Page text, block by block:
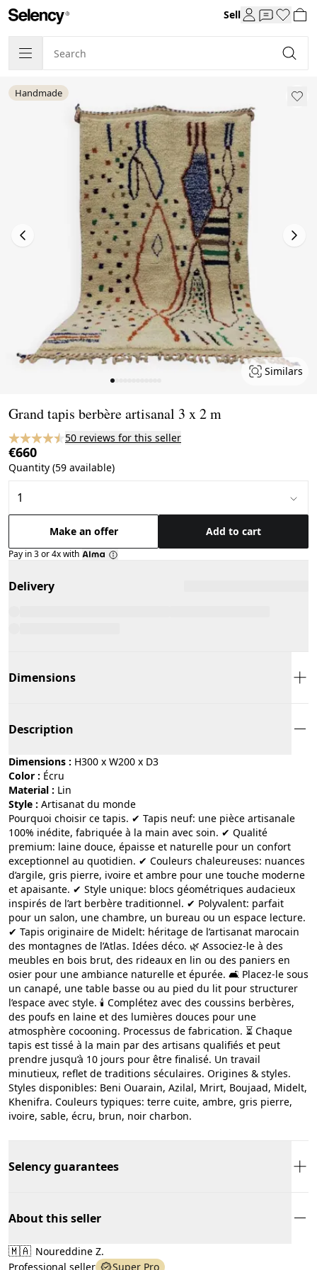
Sell
Handmade
Similars
Grand tapis berbère artisanal 3 x 2 m
50 reviews for this seller
€660
Quantity (59 available)
Make an offer Add to cart
Pay in 3 or 4x with
Delivery
Dimensions
Description
Dimensions : H300 x W200 x D3
Color :
écru
Material :
lin
Style :
artisanat du monde
Pourquoi choisir ce tapis. ✔ Tapis neuf: une pièce artisanale
100% inédite, fabriquée à la main avec soin. ✔ Qualité
premium: laine douce, épaisse et naturelle pour un confort
exceptionnel au quotidien. ✔ Couleurs chaleureuses: nuances
d’argile, gris pierre, ivoire et ambre pour une touche moderne
et apaisante. ✔ Style unique: blocs géométriques audacieux
inspirés de l’art berbère traditionnel. ✔ Polyvalent: parfait
pour un salon, une chambre, un bureau ou un espace lecture.
✔ Tapis originaire de Midelt: héritage de l’artisanat marocain
des montagnes de l’Atlas. Idées déco. 🌿 Associez-le à des
meubles en bois brut, des rideaux en lin ou des paniers en
osier pour une ambiance naturelle et épurée. 🛋️ Placez-le sous
un canapé, une table basse ou au pied du lit pour structurer
l’espace avec style. 🕯️ Complétez avec des coussins berbères,
des poufs en laine et des lumières douces pour une
atmosphère cocooning. Processus de fabrication. ⏳ Chaque
tapis est tissé à la main par des artisans qualifiés et peut
prendre jusqu’à 10 jours pour être finalisé. Un travail
minutieux, reflet de traditions séculaires. Origines & styles.
Styles disponibles: Beni Ouarain, Azilal, Mrirt, Boujaad, Midelt,
Khenifra. Couleurs typiques: terre cuite, ambre, gris pierre,
ivoire, sable, écru, brun, noir charbon.
Selency guarantees
About this seller
🇲🇦 Noureddine Z.
Professional seller
Super Pro